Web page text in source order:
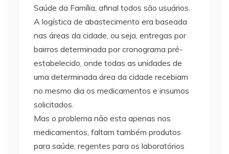
Saúde da Família, afinal todos são usuários.
A logística de abastecimento era baseada
nas áreas da cidade, ou seja, entregas por
bairros determinada por cronograma pré-
estabelecido, onde todas as unidades de
uma determinada área da cidade recebiam
no mesmo dia os medicamentos e insumos
solicitados.
Mas o problema não esta apenas nos
medicamentos, faltam também produtos
para saúde, regentes para os laboratórios